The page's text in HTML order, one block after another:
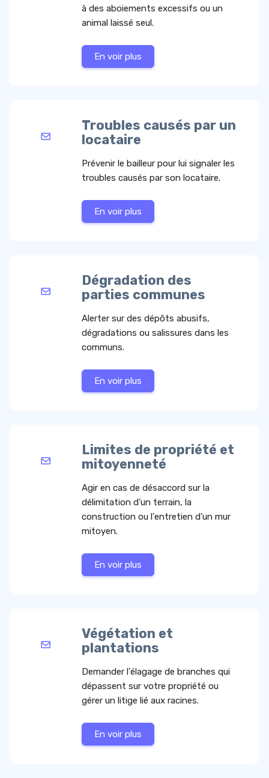
à des aboiements excessifs ou un
animal laissé seul.
En voir plus
Troubles causés par un
locataire
Prévenir le bailleur pour lui signaler les
troubles causés par son locataire.
En voir plus
Dégradation des
parties communes
Alerter sur des dépôts abusifs,
dégradations ou salissures dans les
communs.
En voir plus
Limites de propriété et
mitoyenneté
Agir en cas de désaccord sur la
délimitation d'un terrain, la
construction ou l'entretien d'un mur
mitoyen.
En voir plus
Végétation et
plantations
Demander l'élagage de branches qui
dépassent sur votre propriété ou
gérer un litige lié aux racines.
En voir plus